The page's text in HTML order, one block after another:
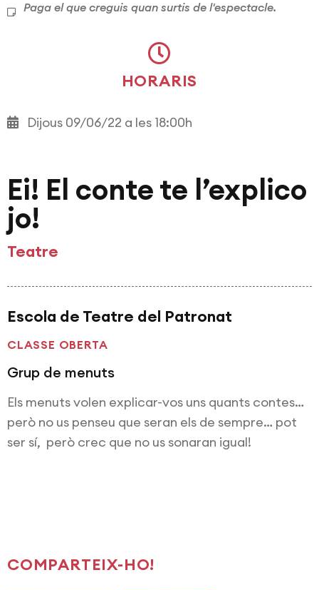
Paga el que creguis quan surtis de l'espectacle.
HORARIS
Dijous 09/06/22 a les 18:00h
Ei! El conte te l’explico
jo!
Teatre
Escola de Teatre del Patronat
CLASSE OBERTA
Grup de menuts
Els menuts volen explicar-vos uns quants contes…
però no us penseu que seran els de sempre… pot
ser sí, però crec que no us sonaran igual!
COMPARTEIX-HO!